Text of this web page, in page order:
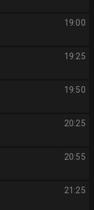
19:00
19:25
19:50
20:25
20:55
21:25